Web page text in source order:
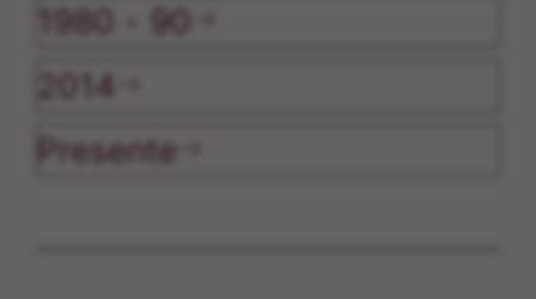
1980 - 90
2014
Presente